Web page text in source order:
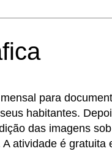
para
habitantes.
das imagens
atividade é